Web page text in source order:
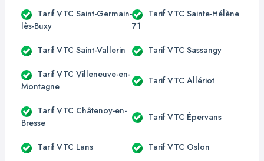
Tarif VTC Saint-Germain-
lès-Buxy
Tarif VTC Sainte-Hélène
71
Tarif VTC Saint-Vallerin Tarif VTC Sassangy
Tarif VTC Villeneuve-en-
Montagne
Tarif VTC Allériot
Tarif VTC Châtenoy-en-
Bresse
Tarif VTC Épervans
Tarif VTC Lans Tarif VTC Oslon